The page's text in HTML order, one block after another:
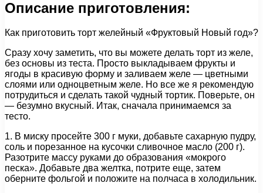
Описание приготовления:
Как приготовить торт желейный «Фруктовый Новый год»?
Сразу хочу заметить, что вы можете делать торт из желе,
без основы из теста. Просто выкладываем фрукты и
ягоды в красивую форму и заливаем желе — цветными
слоями или одноцветным желе. Но все же я рекомендую
потрудиться и сделать такой чудный тортик. Поверьте, он
— безумно вкусный. Итак, сначала принимаемся за
тесто.
1. В миску просейте 300 г муки, добавьте сахарную пудру,
соль и порезанное на кусочки сливочное масло (200 г).
Разотрите массу руками до образования «мокрого
песка». Добавьте два желтка, потрите еще, затем
оберните фольгой и положите на полчаса в холодильник.